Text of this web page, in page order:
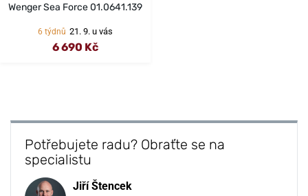
Wenger Sea Force 01.0641.139
6 týdnů 21. 9. u vás
6 690 Kč
Potřebujete radu? Obraťte se na
specialistu
Jiří Štencek